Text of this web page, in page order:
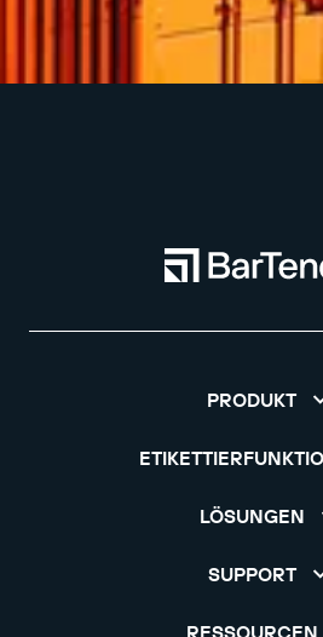
PRODUKT
LÖSUNGEN
SUPPORT